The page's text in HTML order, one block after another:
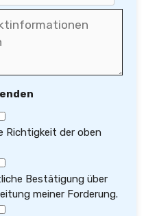
Richtigkeit der oben
Bestätigung über
meiner Forderung.